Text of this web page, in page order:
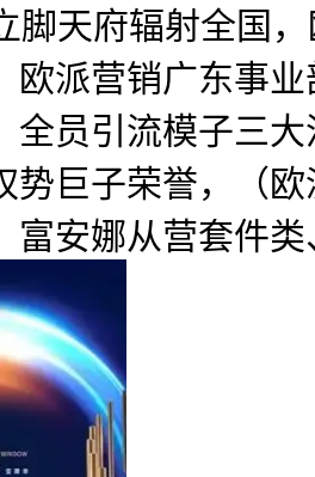
天府辐射全国
派营销广东事
员引流模子三
巨子荣誉，（
安娜从营套件类